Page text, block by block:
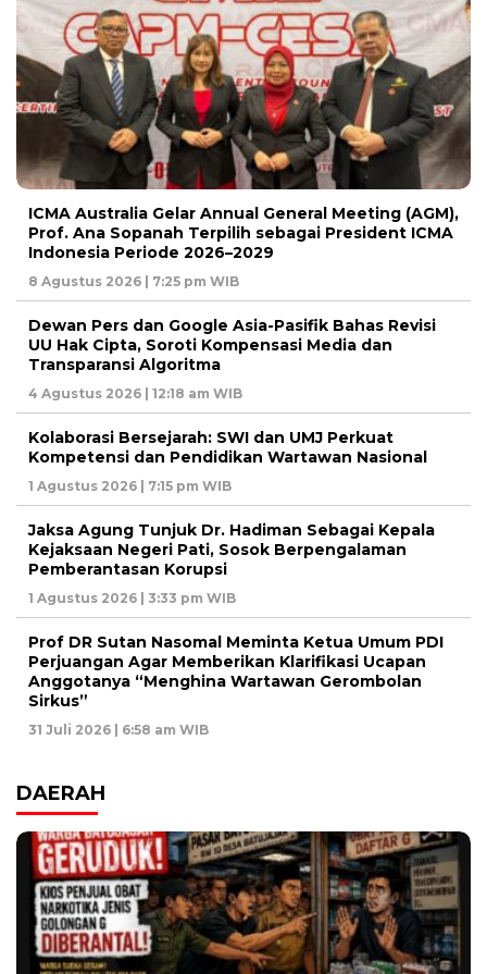
ICMA Australia Gelar Annual General Meeting (AGM),
Prof. Ana Sopanah Terpilih sebagai President ICMA
Indonesia Periode 2026–2029
8 Agustus 2026 | 7:25 pm WIB
Dewan Pers dan Google Asia-Pasifik Bahas Revisi
UU Hak Cipta, Soroti Kompensasi Media dan
Transparansi Algoritma
4 Agustus 2026 | 12:18 am WIB
Kolaborasi Bersejarah: SWI dan UMJ Perkuat
Kompetensi dan Pendidikan Wartawan Nasional
1 Agustus 2026 | 7:15 pm WIB
Jaksa Agung Tunjuk Dr. Hadiman Sebagai Kepala
Kejaksaan Negeri Pati, Sosok Berpengalaman
Pemberantasan Korupsi
1 Agustus 2026 | 3:33 pm WIB
Prof DR Sutan Nasomal Meminta Ketua Umum PDI
Perjuangan Agar Memberikan Klarifikasi Ucapan
Anggotanya “Menghina Wartawan Gerombolan
Sirkus”
31 Juli 2026 | 6:58 am WIB
DAERAH